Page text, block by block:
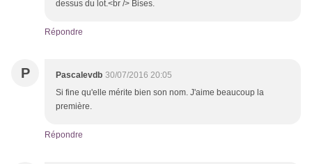
dessus du lot.<br /> Bises.
Répondre
P Pascalevdb 30/07/2016 20:05
Si fine qu'elle mérite bien son nom. J'aime beaucoup la
première.
Répondre